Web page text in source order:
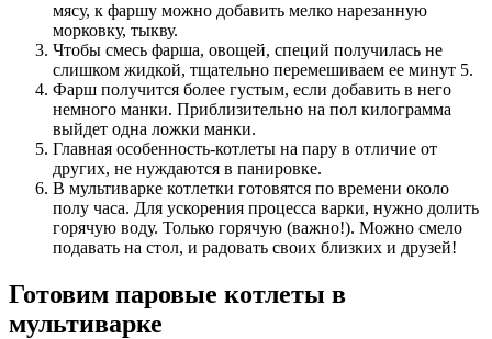
мясу, к фаршу можно добавить мелко нарезанную
морковку, тыкву.
Чтобы смесь фарша, овощей, специй получилась не
слишком жидкой, тщательно перемешиваем ее минут 5.
Фарш получится более густым, если добавить в него
немного манки. Приблизительно на пол килограмма
выйдет одна ложки манки.
Главная особенность-котлеты на пару в отличие от
других, не нуждаются в панировке.
В мультиварке котлетки готовятся по времени около
полу часа. Для ускорения процесса варки, нужно долить
горячую воду. Только горячую (важно!). Можно смело
подавать на стол, и радовать своих близких и друзей!
Готовим паровые котлеты в
мультиварке